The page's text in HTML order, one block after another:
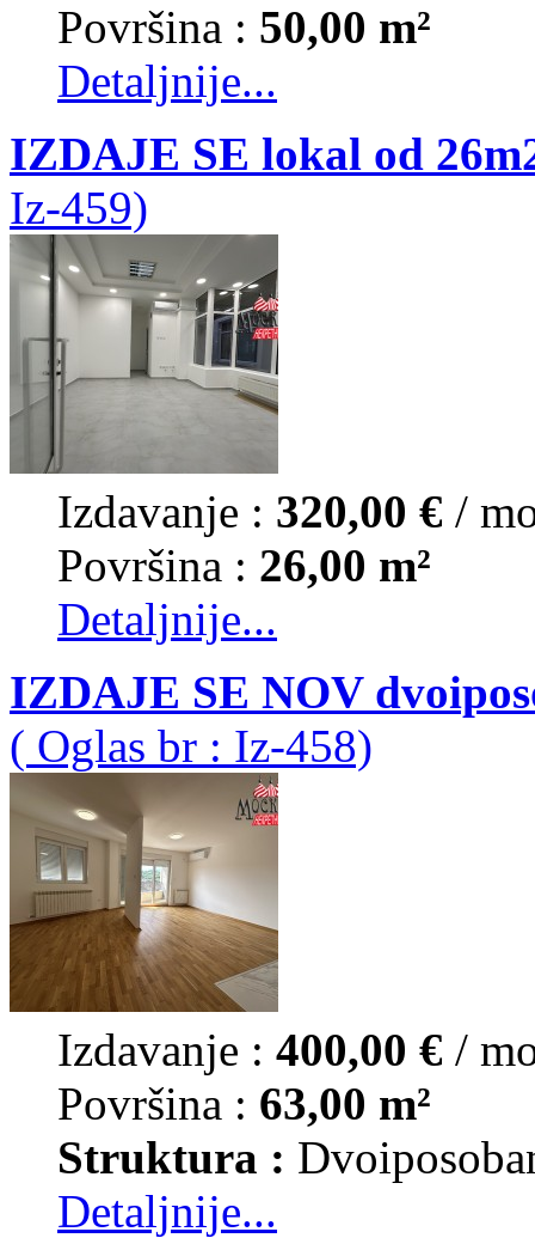
Površina : 50,00 m²
Detaljnije...
IZDAJE SE lokal od
Iz-459)
Izdavanje : 320,00 € /
Površina : 26,00 m²
Detaljnije...
IZDAJE SE NOV
( Oglas br : Iz-458)
Izdavanje : 400,00 € /
Površina : 63,00 m²
Struktura :
Detaljnije...